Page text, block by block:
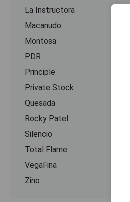
La Instructora
Macanudo
Montosa
PDR
Principle
Private Stock
Quesada
Rocky Patel
Silencio
Total Flame
VegaFina
Zino